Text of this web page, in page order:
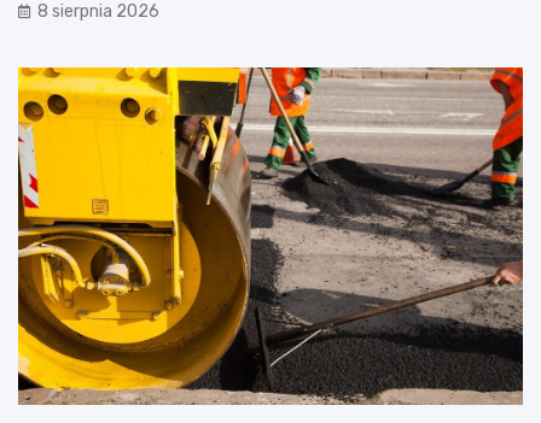
8 sierpnia 2026